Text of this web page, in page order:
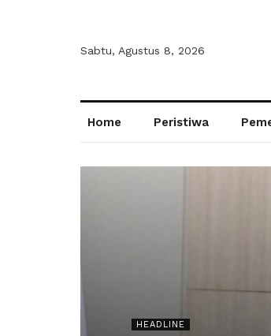
Sabtu, Agustus 8, 2026
Home Peristiwa
HEADLINE